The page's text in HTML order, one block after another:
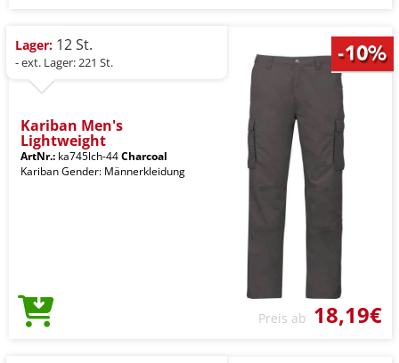
Lager: 12 St.
- ext. Lager: 221 St.
Kariban Men's
Lightweight
ArtNr.: ka745lch-44Charcoal
Kariban Gender: Männerkleidung
Preis ab 18,19€